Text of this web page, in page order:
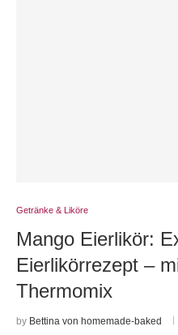
Getränke & Liköre
Mango Eierlikör:
Eierlikörrezept –
Thermomix
by Bettina von homemade-baked